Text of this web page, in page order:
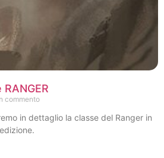
commento
in dettaglio la classe del Ranger in